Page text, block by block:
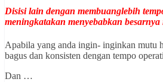
Disisi lain dengan membuanglebih
meningkatakan menyebabkan
Apabila yang anda ingin- inginkan mutu
bagus dan konsisten dengan tempo
Dan …